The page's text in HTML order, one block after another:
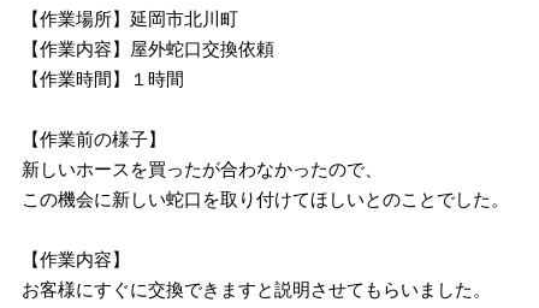
【作業場所】延岡市北川町
【作業内容】屋外蛇口交換依頼
【作業時間】１時間
【作業前の様子】
新しいホースを買ったが合わなかったので、
この機会に新しい蛇口を取り付けてほしいとのことでした。
【作業内容】
お客様にすぐに交換できますと説明させてもらいました。